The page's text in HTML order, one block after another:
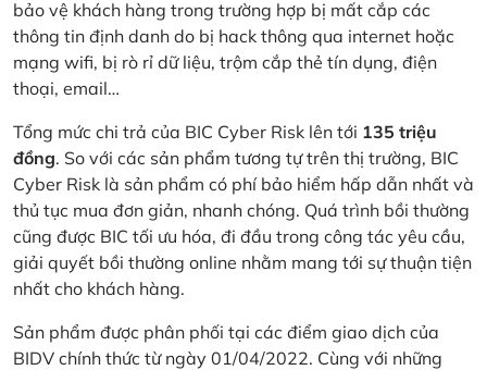
bảo vệ khách hàng trong trường hợp bị mất cắp các
thông tin định danh do bị hack thông qua internet hoặc
mạng wifi, bị rò rỉ dữ liệu, trộm cắp thẻ tín dụng, điện
thoại, email…
Tổng mức chi trả của BIC Cyber Risk lên tới 135 triệu
đồng. So với các sản phẩm tương tự trên thị trường, BIC
Cyber Risk là sản phẩm có phí bảo hiểm hấp dẫn nhất và
thủ tục mua đơn giản, nhanh chóng. Quá trình bồi thường
cũng được BIC tối ưu hóa, đi đầu trong công tác yêu cầu,
giải quyết bồi thường online nhằm mang tới sự thuận tiện
nhất cho khách hàng.
Sản phẩm được phân phối tại các điểm giao dịch của
BIDV chính thức từ ngày 01/04/2022. Cùng với những